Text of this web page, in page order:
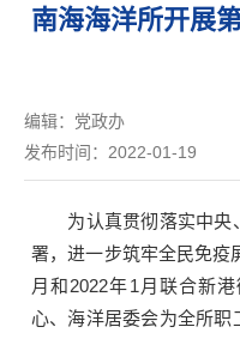
南海海洋所开展
编辑：党政办
发布时间：2022-01-19
为认真贯彻落实中央
署，进一步筑牢全民免疫
月和2022年1 月联合新
心、海洋居委会为全所职